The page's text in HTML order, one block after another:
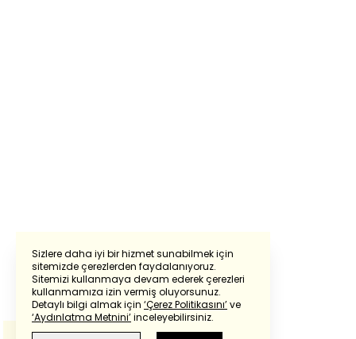
Sizlere daha iyi bir hizmet sunabilmek için
sitemizde çerezlerden faydalanıyoruz.
Sitemizi kullanmaya devam ederek çerezleri
kullanmamıza izin vermiş oluyorsunuz.
Detaylı bilgi almak için ‘Çerez Politikasını’ve
‘Aydınlatma Metnini’inceleyebilirsiniz.
Powered by Translate
Bu çevirideGoogle Transletekullanılmıştır.